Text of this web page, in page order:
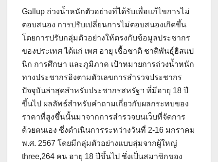
Gallup ถ่วงน้ำหนักตัวอย่างที่ได้รับเพื่อแก้ไขการไม่
ตอบสนอง การปรับเปลี่ยนการไม่ตอบสนองเกิดขึ้น
โดยการปรับกลุ่มตัวอย่างให้ตรงกับข้อมูลประชากร
ของประเทศ ได้แก่ เพศ อายุ เชื้อชาติ ชาติพันธุ์ฮิสแป
นิก การศึกษา และภูมิภาค เป้าหมายการถ่วงน้ำหนัก
ทางประชากรอิงตามตัวเลขการสำรวจประชากร
ปัจจุบันล่าสุดสำหรับประชากรสหรัฐฯ ที่มีอายุ 18 ปี
ขึ้นไป ผลลัพธ์สำหรับคำถามเกี่ยวกับผลกระทบของ
ราคาที่สูงขึ้นนั้นมาจากการสำรวจบนเว็บที่จัดการ
ด้วยตนเอง ซึ่งดำเนินการระหว่างวันที่ 2-16 มกราคม
พ.ศ. 2567 โดยมีกลุ่มตัวอย่างแบบสุ่มจากผู้ใหญ่
three,264 คน อายุ 18 ปีขึ้นไป ซึ่งเป็นสมาชิกของ